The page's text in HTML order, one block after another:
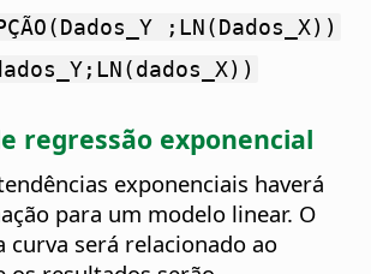
;LN(Dados_X))
regressão exponencial
exponenciais haverá
para um modelo linear. O
curva será relacionado ao